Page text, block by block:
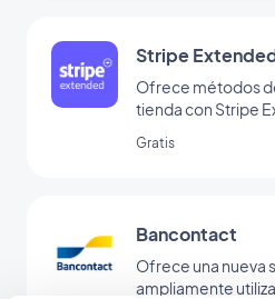
Stripe
Ofrece métodos
tienda con Stripe
Gratis
Bancontact
Ofrece una nueva
ampliamente